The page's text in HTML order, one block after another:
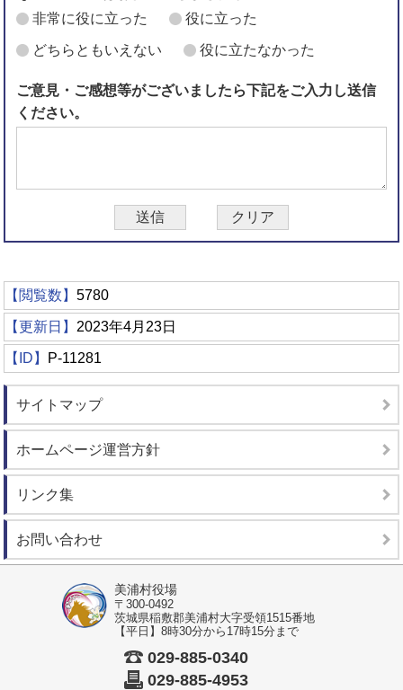
非常に役に立った
役に立った
どちらともいえない 役に立たなかった
ご意見・ご感想等がございましたら下記をご入力し送信
ください。
【閲覧数】5780
【更新日】 2023年4月23日
【ID】 P-11281
サイトマップ
ホームページ運営方針
リンク集
お問い合わせ
美浦村役場
〒300-0492
茨城県稲敷郡美浦村大字受領1515番地
【平日】8時30分から17時15分まで
029-885-0340
029-885-4953